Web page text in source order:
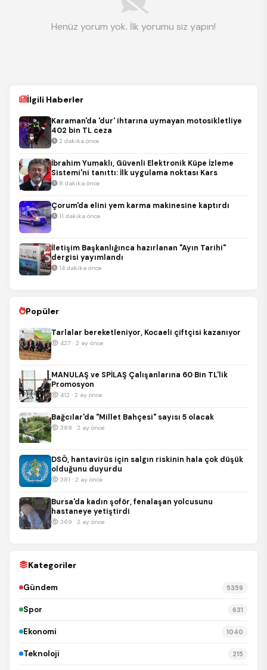
Henüz yorum yok. İlk yorumu siz yapın!
İlgili Haberler
Karaman'da 'dur' ihtarına uymayan motosikletliye
402 bin TL ceza
2 dakika önce
İbrahim Yumaklı, Güvenli Elektronik Küpe İzleme
Sistemi'ni tanıttı: İlk uygulama noktası Kars
8 dakika önce
Çorum'da elini yem karma makinesine kaptırdı
11 dakika önce
İletişim Başkanlığınca hazırlanan "Ayın Tarihi"
dergisi yayımlandı
14 dakika önce
Popüler
Tarlalar bereketleniyor, Kocaeli çiftçisi kazanıyor
427 · 2 ay önce
MANULAŞ ve SPİLAŞ Çalışanlarına 60 Bin TL'lik
Promosyon
412 · 2 ay önce
Bağcılar'da "Millet Bahçesi" sayısı 5 olacak
389 · 2 ay önce
DSÖ, hantavirüs için salgın riskinin hala çok düşük
olduğunu duyurdu
381 · 2 ay önce
Bursa'da kadın şoför, fenalaşan yolcusunu
hastaneye yetiştirdi
369 · 2 ay önce
Kategoriler
Gündem 5359
Spor 631
Ekonomi 1040
Teknoloji 215